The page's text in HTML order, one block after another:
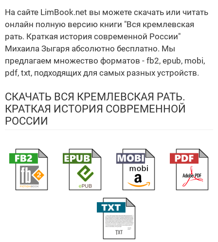
На сайте LimBook.net вы можете скачать или читать
онлайн полную версию книги "Вся кремлевская
рать. Краткая история современной России"
Михаила Зыгаря абсолютно бесплатно. Мы
предлагаем множество форматов - fb2, epub, mobi,
pdf, txt, подходящих для самых разных устройств.
СКАЧАТЬ ВСЯ КРЕМЛЕВСКАЯ РАТЬ.
КРАТКАЯ ИСТОРИЯ СОВРЕМЕННОЙ
РОССИИ